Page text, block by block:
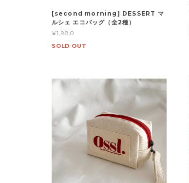
[second morning] DESSERT マ
ルシェ エコバッグ（全2種）
¥1,980
SOLD OUT